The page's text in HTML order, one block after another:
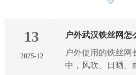
13
2025-12
户外武汉铁丝网怎
雨淋有技巧
户外使用的铁丝网
中，风吹、日晒、